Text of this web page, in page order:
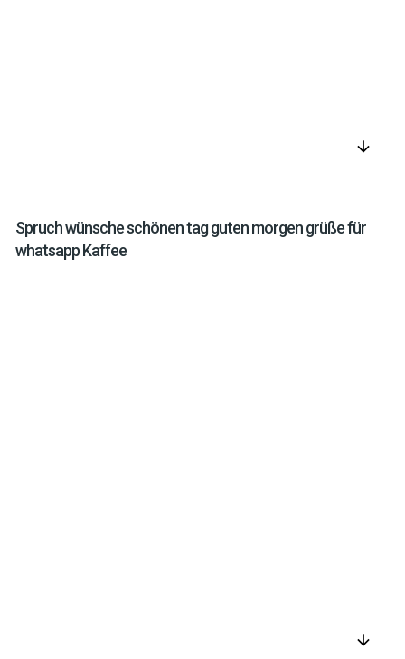
arrow_downward
Spruch wünsche schönen tag guten morgen grüße für
whatsapp Kaffee
arrow_downward